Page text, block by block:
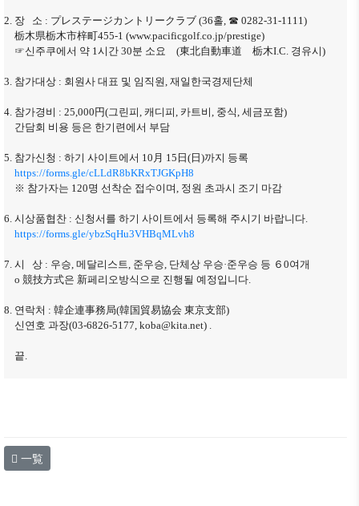
2. 장 소 : プレステージカントリークラブ (36홀, ☎ 0282-31-1111)
栃木県栃木市梓町455-1 (www.pacificgolf.co.jp/prestige)
☞신주쿠에서 약 1시간 30분 소요 (東北自動車道 栃木I.C. 경유시)
3. 참가대상 : 회원사 대표 및 임직원, 재일한국경제단체
4. 참가경비 : 25,000円(그린피, 캐디피, 카트비, 중식, 세금포함)
간담회 비용 등은 한기련에서 부담
5. 참가신청 : 하기 사이트에서 10月 15日(日)까지 등록
https://forms.gle/cLLdR8bKRxTJGKpH8
※ 참가자는 120명 선착순 접수이며, 정원 초과시 조기 마감
6. 시상품협찬 : 신청서를 하기 사이트에서 등록해 주시기 바랍니다.
https://forms.gle/ybzSqHu3VHBqMLvh8
7. 시 상 : 우승, 메달리스트, 준우승, 단체상 우승·준우승 등 ６0여개
o 競技方式은 新페리오방식으로 진행될 예정입니다.
8. 연락처 : 韓企連事務局(韓国貿易協会 東京支部)
신연호 과장(03-6826-5177, koba@kita.net) .
끝.
一覧